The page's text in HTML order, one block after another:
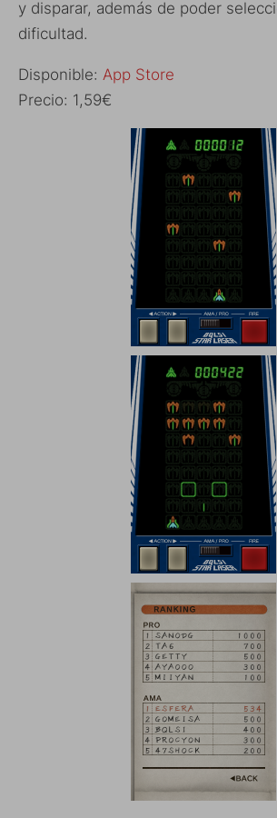
y disparar, además de poder
dificultad.
Disponible: App Store
Precio: 1,59€